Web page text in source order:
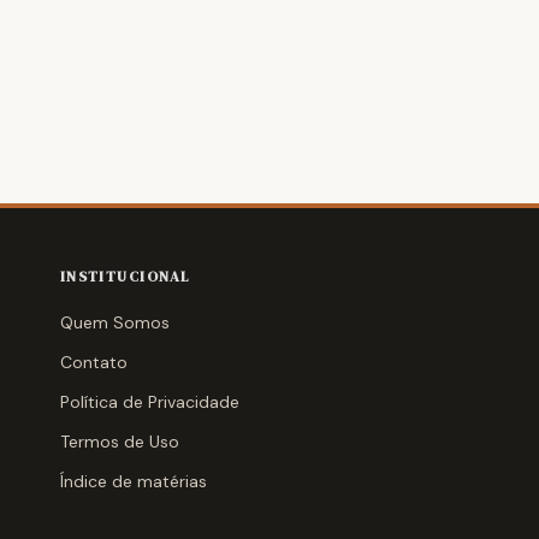
INSTITUCIONAL
Quem Somos
Contato
Política de Privacidade
Termos de Uso
Índice de matérias